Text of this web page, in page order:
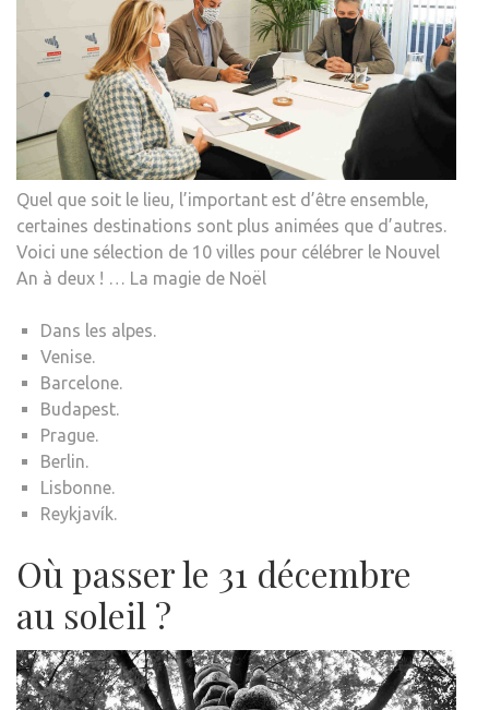
Quel que soit le lieu, l’important est d’être ensemble,
certaines destinations sont plus animées que d’autres.
Voici une sélection de 10 villes pour célébrer le Nouvel
An à deux ! … La magie de Noël
Dans les alpes.
Venise.
Barcelone.
Budapest.
Prague.
Berlin.
Lisbonne.
Reykjavík.
Où passer le 31 décembre
au soleil ?